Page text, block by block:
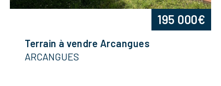
Terrain à vendre Arcangues
ARCANGUES
195 000€